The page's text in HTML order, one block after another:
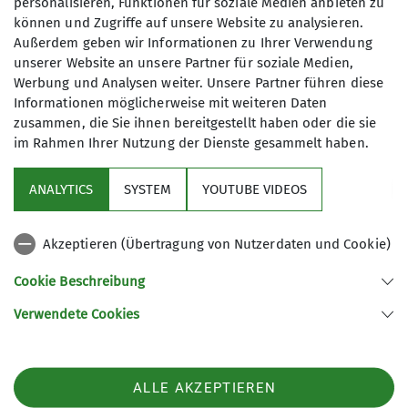
12
wichtige Infos
Partner
83317 Teisendorf
Telefon +4986666177
können und Zugriffe auf unsere Website zu analysieren.
Außerdem geben wir Informationen zu Ihrer Verwendung
unserer Website an unsere Partner für soziale Medien,
Werbung und Analysen weiter. Unsere Partner führen diese
Informationen möglicherweise mit weiteren Daten
zusammen, die Sie ihnen bereitgestellt haben oder die sie
im Rahmen Ihrer Nutzung der Dienste gesammelt haben.
ANALYTICS SYSTEM YOUTUBE VIDEOS
Akzeptieren (Übertragung von Nutzerdaten und Cookie)
Cookie Beschreibung
Verwendete Cookies
ALLE AKZEPTIEREN